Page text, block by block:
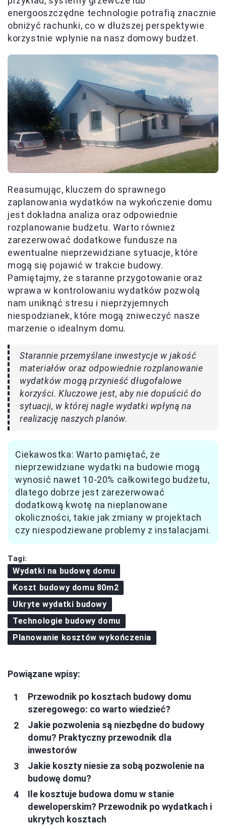
energooszczędne technologie potrafią znacznie
obniżyć rachunki, co w dłuższej perspektywie
korzystnie wpłynie na nasz domowy budżet.
Reasumując, kluczem do sprawnego
zaplanowania wydatków na wykończenie domu
jest dokładna analiza oraz odpowiednie
rozplanowanie budżetu. Warto również
zarezerwować dodatkowe fundusze na
ewentualne nieprzewidziane sytuacje, które
mogą się pojawić w trakcie budowy.
Pamiętajmy, że staranne przygotowanie oraz
wprawa w kontrolowaniu wydatków pozwolą
nam uniknąć stresu i nieprzyjemnych
niespodzianek, które mogą zniweczyć nasze
marzenie o idealnym domu.
Starannie przemyślane inwestycje w jakość
materiałów oraz odpowiednie rozplanowanie
wydatków mogą przynieść długofalowe
korzyści. Kluczowe jest, aby nie dopuścić do
sytuacji, w której nagłe wydatki wpłyną na
realizację naszych planów.
Ciekawostka: Warto pamiętać, że
nieprzewidziane wydatki na budowie mogą
wynosić nawet 10-20% całkowitego budżetu,
dlatego dobrze jest zarezerwować
dodatkową kwotę na nieplanowane
okoliczności, takie jak zmiany w projektach
czy niespodziewane problemy z instalacjami.
Tagi:
Wydatki na budowę domu
Koszt budowy domu 80m2
Ukryte wydatki budowy
Technologie budowy domu
Planowanie kosztów wykończenia
Powiązane wpisy:
Przewodnik po kosztach budowy domu
szeregowego: co warto wiedzieć?
Jakie pozwolenia są niezbędne do budowy
domu? Praktyczny przewodnik dla
inwestorów
Jakie koszty niesie za sobą pozwolenie na
budowę domu?
Ile kosztuje budowa domu w stanie
deweloperskim? Przewodnik po wydatkach i
ukrytych kosztach